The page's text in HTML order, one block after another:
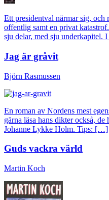
Ett presidentval närmar sig, och
offentlig samt en privat
sju delar, med sju
Jag är gråvit
Björn Rasmussen
En roman av Nordens mest
gärna läsa hans dikter också,
Johanne Lykke Holm. Tips: […]
Guds vackra värld
Martin Koch